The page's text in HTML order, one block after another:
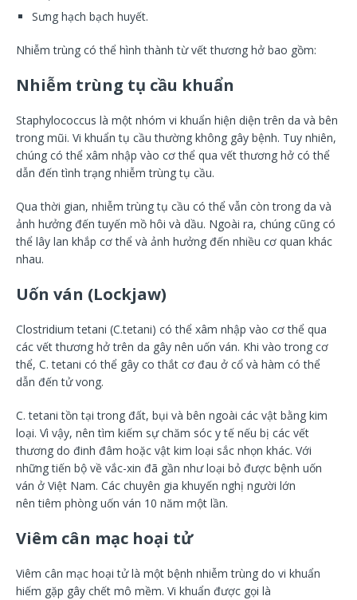
Sưng hạch bạch huyết.
Nhiễm trùng có thể hình thành từ vết thương hở bao gồm:
Nhiễm trùng tụ cầu khuẩn
Staphylococcus là một nhóm vi khuẩn hiện diện trên da và bên
trong mũi. Vi khuẩn tụ cầu thường không gây bệnh. Tuy nhiên,
chúng có thể xâm nhập vào cơ thể qua vết thương hở có thể
dẫn đến tình trạng nhiễm trùng tụ cầu.
Qua thời gian, nhiễm trùng tụ cầu có thể vẫn còn trong da và
ảnh hưởng đến tuyến mồ hôi và dầu. Ngoài ra, chúng cũng có
thể lây lan khắp cơ thể và ảnh hưởng đến nhiều cơ quan khác
nhau.
Uốn ván (Lockjaw)
Clostridium tetani (C.tetani) có thể xâm nhập vào cơ thể qua
các vết thương hở trên da gây nên uốn ván. Khi vào trong cơ
thể, C. tetani có thể gây co thắt cơ đau ở cổ và hàm có thể
dẫn đến tử vong.
C. tetani tồn tại trong đất, bụi và bên ngoài các vật bằng kim
loại. Vì vậy, nên tìm kiếm sự chăm sóc y tế nếu bị các vết
thương do đinh đâm hoặc vật kim loại sắc nhọn khác. Với
những tiến bộ về vắc-xin đã gần như loại bỏ được bệnh uốn
ván ở Việt Nam. Các chuyên gia khuyến nghị người lớn
nên tiêm phòng uốn ván 10 năm một lần.
Viêm cân mạc hoại tử
Viêm cân mạc hoại tử là một bệnh nhiễm trùng do vi khuẩn
hiếm gặp gây chết mô mềm. Vi khuẩn được gọi là